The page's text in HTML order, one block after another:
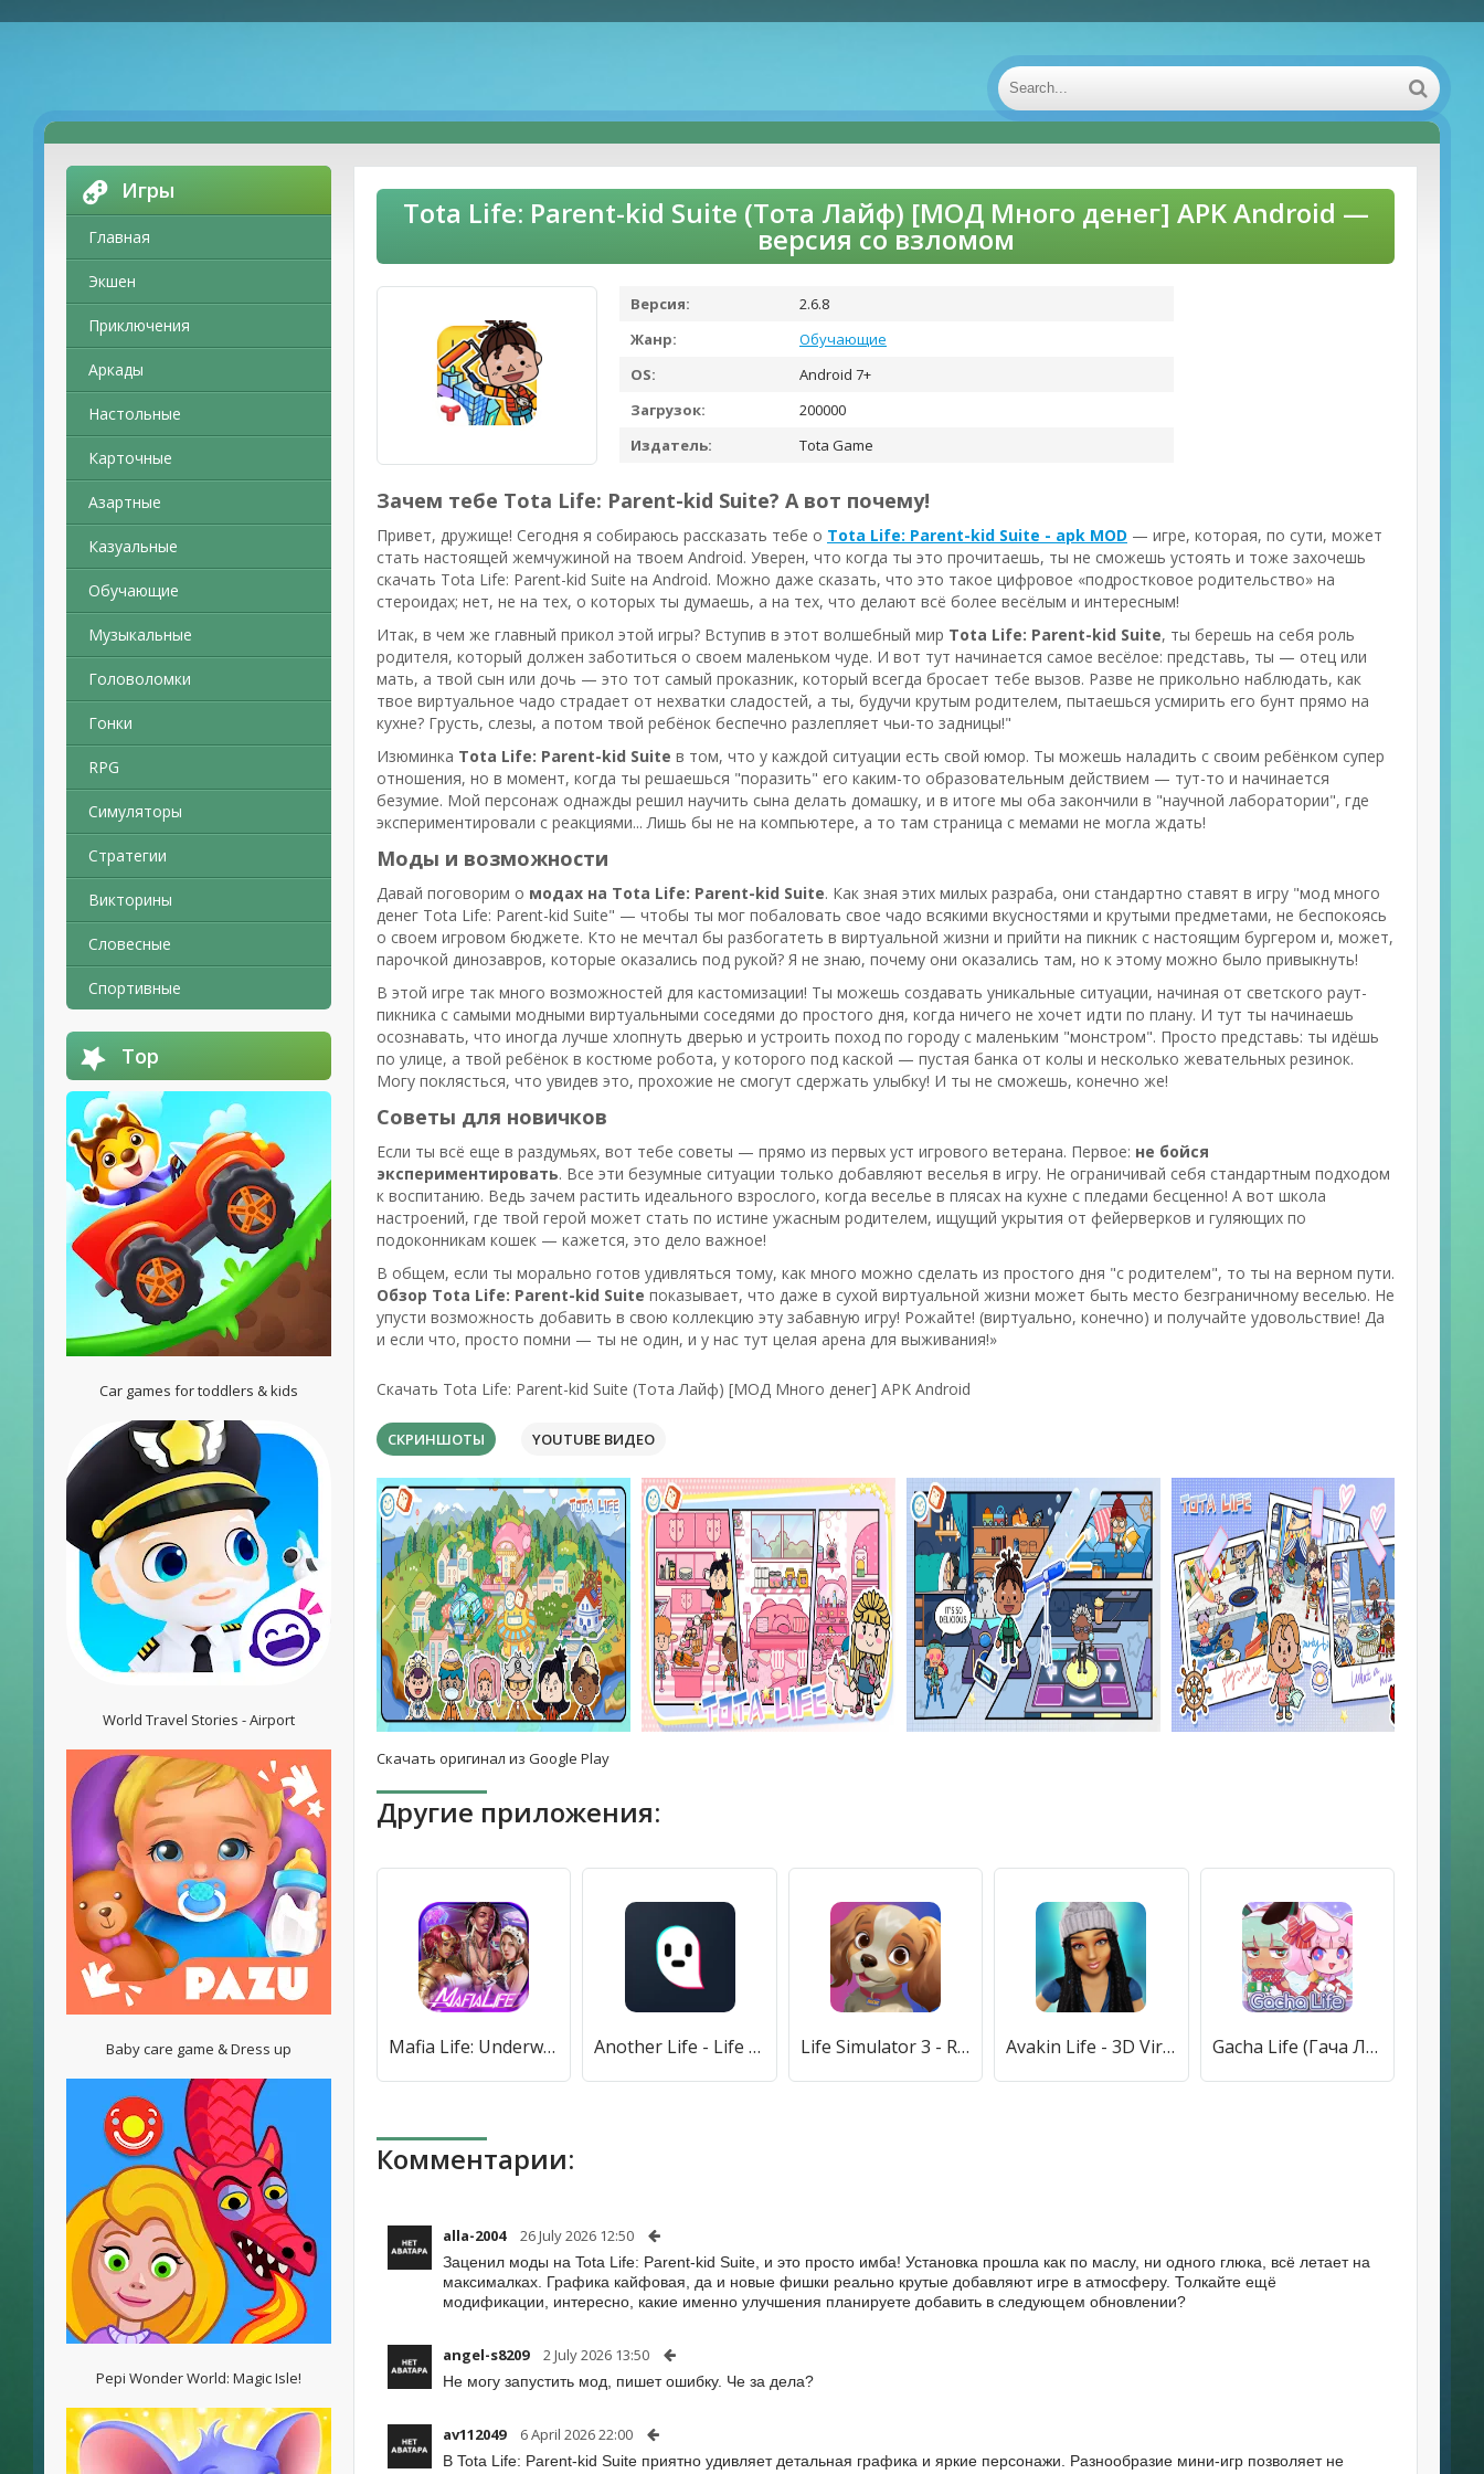
Игры
Главная
Экшен
Приключения
Аркады
Настольные
Карточные
Азартные
Казуальные
Обучающие
Музыкальные
Головоломки
Гонки
RPG
Симуляторы
Стратегии
Викторины
Словесные
Спортивные
Top
Car games for toddlers & kids
World Travel Stories - Airport
Baby care game & Dress up
Pepi Wonder World: Magic Isle!
Tota Life: Parent-kid Suite (Тота Лайф) [МОД Много денег] APK Android —
версия со взломом
Версия:
2.6.8
Жанр:
Обучающие
OS:
Android 7+
Загрузок:
200000
Издатель:
Tota Game
Зачем тебе Tota Life: Parent-kid Suite? А вот почему!
Привет, дружище! Сегодня я собираюсь рассказать тебе о Tota Life: Parent-kid Suite - apk MOD — игре, которая, по сути, может
стать настоящей жемчужиной на твоем Android. Уверен, что когда ты это прочитаешь, ты не сможешь устоять и тоже захочешь
скачать Tota Life: Parent-kid Suite на Android. Можно даже сказать, что это такое цифровое «подростковое родительство» на
стероидах; нет, не на тех, о которых ты думаешь, а на тех, что делают всё более весёлым и интересным!
Итак, в чем же главный прикол этой игры? Вступив в этот волшебный мир Tota Life: Parent-kid Suite, ты берешь на себя роль
родителя, который должен заботиться о своем маленьком чуде. И вот тут начинается самое весёлое: представь, ты — отец или
мать, а твой сын или дочь — это тот самый проказник, который всегда бросает тебе вызов. Разве не прикольно наблюдать, как
твое виртуальное чадо страдает от нехватки сладостей, а ты, будучи крутым родителем, пытаешься усмирить его бунт прямо на
кухне? Грусть, слезы, а потом твой ребёнок беспечно разлепляет чьи-то задницы!"
Изюминка Tota Life: Parent-kid Suite в том, что у каждой ситуации есть свой юмор. Ты можешь наладить с своим ребёнком супер
отношения, но в момент, когда ты решаешься "поразить" его каким-то образовательным действием — тут-то и начинается
безумие. Мой персонаж однажды решил научить сына делать домашку, и в итоге мы оба закончили в "научной лаборатории", где
экспериментировали с реакциями... Лишь бы не на компьютере, а то там страница с мемами не могла ждать!
Моды и возможности
Давай поговорим о модах на Tota Life: Parent-kid Suite. Как зная этих милых разраба, они стандартно ставят в игру "мод много
денег Tota Life: Parent-kid Suite" — чтобы ты мог побаловать свое чадо всякими вкусностями и крутыми предметами, не беспокоясь
о своем игровом бюджете. Кто не мечтал бы разбогатеть в виртуальной жизни и прийти на пикник с настоящим бургером и, может,
парочкой динозавров, которые оказались под рукой? Я не знаю, почему они оказались там, но к этому можно было привыкнуть!
В этой игре так много возможностей для кастомизации! Ты можешь создавать уникальные ситуации, начиная от светского раут-
пикника с самыми модными виртуальными соседями до простого дня, когда ничего не хочет идти по плану. И тут ты начинаешь
осознавать, что иногда лучше хлопнуть дверью и устроить поход по городу с маленьким "монстром". Просто представь: ты идёшь
по улице, а твой ребёнок в костюме робота, у которого под каской — пустая банка от колы и несколько жевательных резинок.
Могу поклясться, что увидев это, прохожие не смогут сдержать улыбку! И ты не сможешь, конечно же!
Советы для новичков
Если ты всё еще в раздумьях, вот тебе советы — прямо из первых уст игрового ветерана. Первое: не бойся
экспериментировать. Все эти безумные ситуации только добавляют веселья в игру. Не ограничивай себя стандартным подходом
к воспитанию. Ведь зачем растить идеального взрослого, когда веселье в плясах на кухне с пледами бесценно! А вот школа
настроений, где твой герой может стать по истине ужасным родителем, ищущий укрытия от фейерверков и гуляющих по
подоконникам кошек — кажется, это дело важное!
В общем, если ты морально готов удивляться тому, как много можно сделать из простого дня "с родителем", то ты на верном пути.
Обзор Tota Life: Parent-kid Suite показывает, что даже в сухой виртуальной жизни может быть место безграничному веселью. Не
упусти возможность добавить в свою коллекцию эту забавную игру! Рожайте! (виртуально, конечно) и получайте удовольствие! Да
и если что, просто помни — ты не один, и у нас тут целая арена для выживания!»
Скачать Tota Life: Parent-kid Suite (Тота Лайф) [МОД Много денег] APK Android
СКРИНШОТЫ YOUTUBE ВИДЕО
Скачать оригинал из Google Play
Другие приложения:
Mafia Life: Underworld (Мафия Лайф) [МОД Бесконечные монеты] APK Android Another Life - Life Simulator (Аназер Лайф) [МОД Все открыто] APK Android Life Simulator 3 - Real Life (Лайф Симулятор 3) [МОД Mega Pack] APK Android Avakin Life - 3D Virtual World (Авакин Лайф) [МОД Много денег] APK Android Gacha Life (Гача Лайф) [МОД Бесконечные монеты] APK Android
Комментарии:
alla-2004 26 July 2026 12:50
Заценил моды на Tota Life: Parent-kid Suite, и это просто имба! Установка прошла как по маслу, ни одного глюка, всё летает на
максималках. Графика кайфовая, да и новые фишки реально крутые добавляют игре в атмосферу. Толкайте ещё
модификации, интересно, какие именно улучшения планируете добавить в следующем обновлении?
angel-s8209 2 July 2026 13:50
Не могу запустить мод, пишет ошибку. Че за дела?
av112049 6 April 2026 22:00
В Tota Life: Parent-kid Suite приятно удивляет детальная графика и яркие персонажи. Разнообразие мини-игр позволяет не